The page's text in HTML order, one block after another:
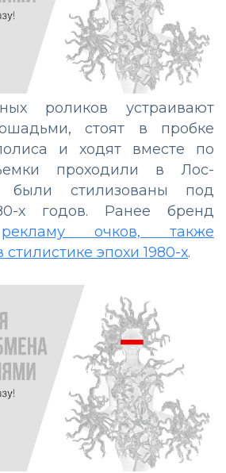
роликов устраивают
стоят в пробке
и ходят вместе по
проходили в Лос-
стилизованы под
х годов. Ранее бренд
рекламу очков, также
эпохи 1980-х.